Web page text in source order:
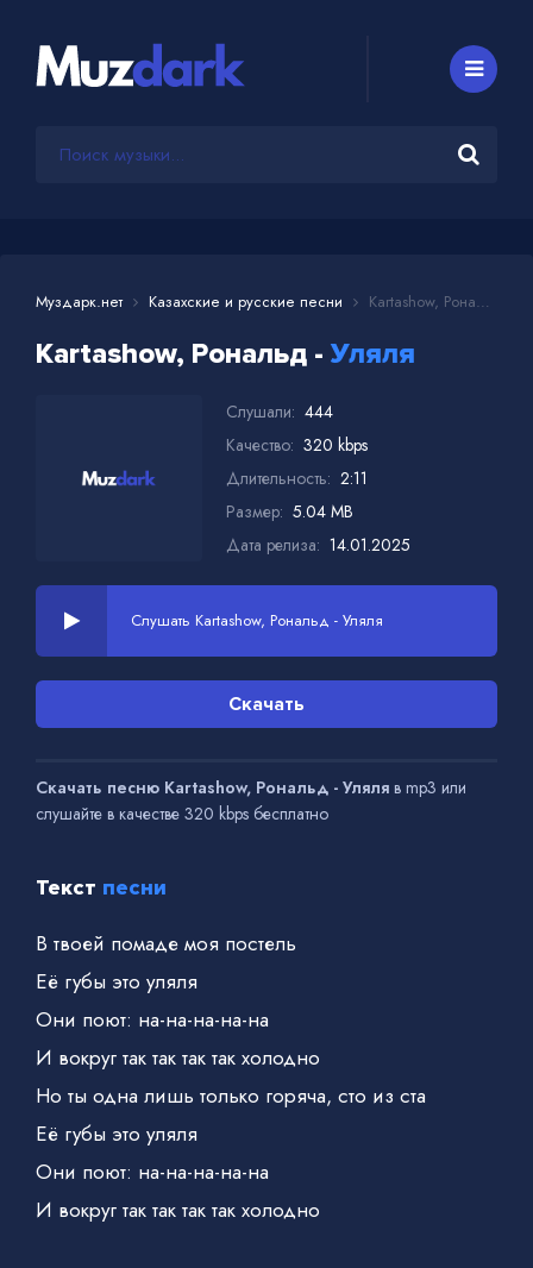
Муздарк.нет Казахские и русские песни Kartashow, Рональд - Уляля
Kartashow, Рональд - Уляля
Слушали: 444
Качество: 320 kbps
Длительность: 2:11
Размер: 5.04 MB
Дата релиза: 14.01.2025
Слушать Kartashow, Рональд - Уляля
Скачать
Скачать песню Kartashow, Рональд - Уляля в mp3 или
слушайте в качестве 320 kbps бесплатно
Текст песни
В твоей помаде моя постель
Её губы это уляля
Они поют: на-на-на-на-на
И вокруг так так так так холодно
Но ты одна лишь только горяча, сто из ста
Её губы это уляля
Они поют: на-на-на-на-на
И вокруг так так так так холодно